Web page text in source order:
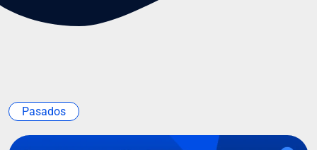
Pasados